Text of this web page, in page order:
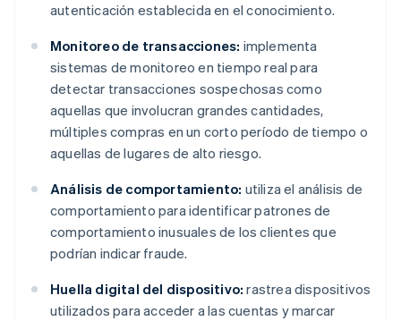
autenticación establecida en el conocimiento.
Monitoreo de transacciones: implementa
sistemas de monitoreo en tiempo real para
detectar transacciones sospechosas como
aquellas que involucran grandes cantidades,
múltiples compras en un corto período de tiempo o
aquellas de lugares de alto riesgo.
Análisis de comportamiento: utiliza el análisis de
comportamiento para identificar patrones de
comportamiento inusuales de los clientes que
podrían indicar fraude.
Huella digital del dispositivo: rastrea dispositivos
utilizados para acceder a las cuentas y marcar